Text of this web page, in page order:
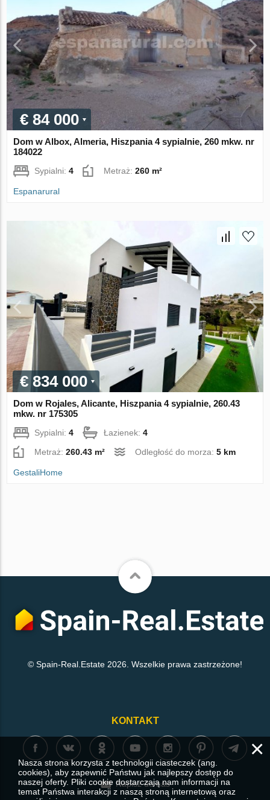
€ 84 000
Dom w Albox, Almeria, Hiszpania 4 sypialnie, 260 mkw. nr
184022
Sypialni:4 Metraż:260 m²
Espanarural
€ 834 000
Dom w Rojales, Alicante, Hiszpania 4 sypialnie, 260.43
mkw. nr 175305
Sypialni:4 Łazienek:4
Metraż:260.43 m² Odległość do morza:5 km
GestaliHome
© Spain-Real.Estate 2026. Wszelkie prawa zastrzeżone!
KONTAKT
Napisz do nas
×
Nasza strona korzysta z technologii ciasteczek (ang.
cookies), aby zapewnić Państwu jak najlepszy dostęp do
naszej oferty. Pliki cookie dostarczają nam informacji na
temat Państwa interakcji z naszą stroną internetową oraz